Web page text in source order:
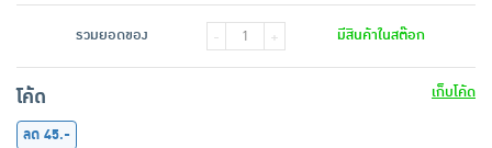
รวมยอดของ - + มีสินค้าในสต๊อก
โค้ด
เก็บโค้ด
ลด 45.-